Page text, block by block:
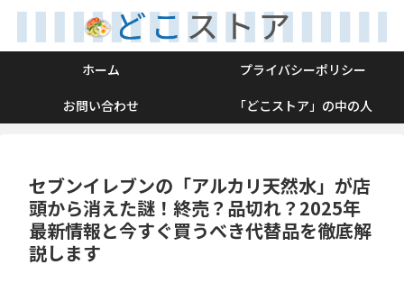
ホーム
プライバシーポリシー
お問い合わせ
「どこストア」の中の人
セブンイレブンの「アルカリ天然水」が店
頭から消えた謎！終売？品切れ？2025年
最新情報と今すぐ買うべき代替品を徹底解
説します